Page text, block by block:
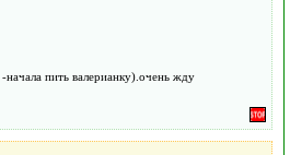
пить валерианку).очень жду